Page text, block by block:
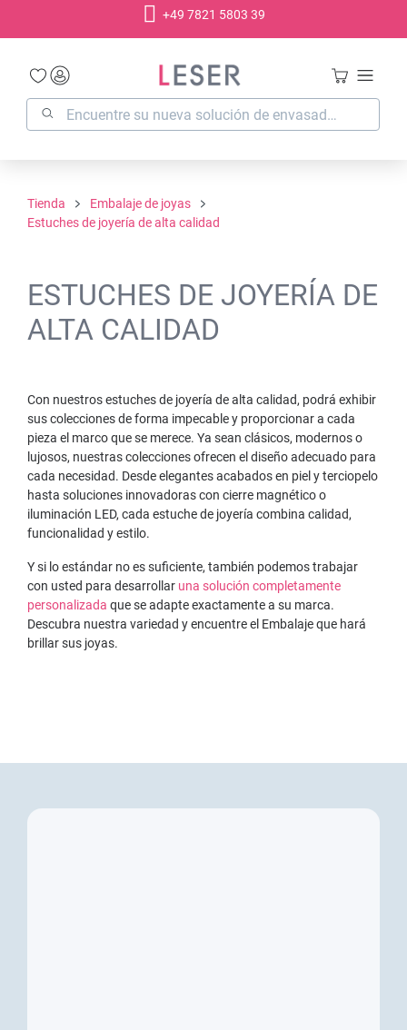
+49 7821 5803 39
Tienda
Embalaje de joyas
Estuches de joyería de alta calidad
ESTUCHES DE JOYERÍA DE
ALTA CALIDAD
Con nuestros estuches de joyería de alta calidad, podrá exhibir
sus colecciones de forma impecable y proporcionar a cada
pieza el marco que se merece. Ya sean clásicos, modernos o
lujosos, nuestras colecciones ofrecen el diseño adecuado para
cada necesidad. Desde elegantes acabados en piel y terciopelo
hasta soluciones innovadoras con cierre magnético o
iluminación LED, cada estuche de joyería combina calidad,
funcionalidad y estilo.
Y si lo estándar no es suficiente, también podemos trabajar
con usted para desarrollar una solución completamente
personalizada que se adapte exactamente a su marca.
Descubra nuestra variedad y encuentre el Embalaje que hará
brillar sus joyas.